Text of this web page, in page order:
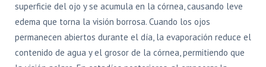
superficie del ojo y se acumula en la córnea, causando leve
edema que torna la visión borrosa. Cuando los ojos
permanecen abiertos durante el día, la evaporación reduce el
contenido de agua y el grosor de la córnea, permitiendo que